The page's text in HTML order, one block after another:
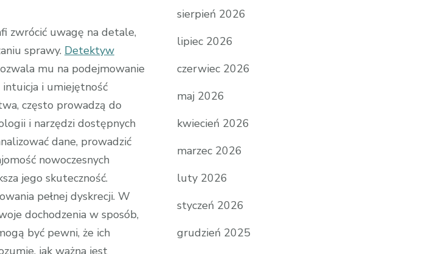
zwrócić uwagę na detale,
sprawy. Detektyw
mu na podejmowanie
intuicja i umiejętność
często prowadzą do
i narzędzi dostępnych
dane, prowadzić
nowoczesnych
jego skuteczność.
pełnej dyskrecji. W
dochodzenia w sposób,
być pewni, że ich
jak ważna jest
sierpień 2026
lipiec 2026
czerwiec 2026
maj 2026
kwiecień 2026
marzec 2026
luty 2026
styczeń 2026
grudzień 2025